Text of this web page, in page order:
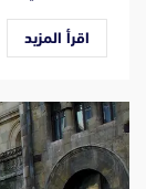
اقرأ المزيد